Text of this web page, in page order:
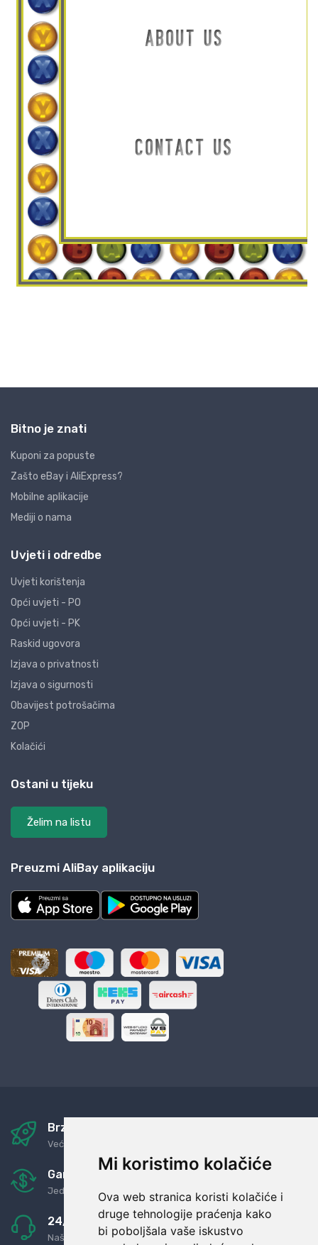
Mi koristimo kolačiće
Ova web stranica koristi kolačiće i
druge tehnologije praćenja kako
bi poboljšala vaše iskustvo
Bitno je znati
Kuponi za popuste
Zašto eBay i AliExpress?
Mobilne aplikacije
Mediji o nama
Uvjeti i odredbe
Uvjeti korištenja
Opći uvjeti - PO
Opći uvjeti - PK
Raskid ugovora
Izjava o privatnosti
Izjava o sigurnosti
Obavijest potrošačima
ZOP
Kolačići
Ostani u tijeku
Želim na listu
Preuzmi AliBay aplikaciju
Brza i sigurna dostava
Već za nekoliko dana kod vas
Garancija u povrat novaca
Jednostavno pravilo: Roba za novac
24/7 odlična podrška
Naši agenti uvijek na raspolaganju